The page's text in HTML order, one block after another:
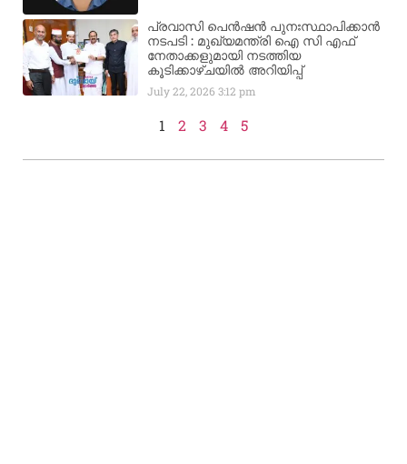
പ്രവാസി പെൻഷൻ പുനഃസ്ഥാപിക്കാൻ
നടപടി : മുഖ്യമന്ത്രി ഐ സി എഫ്
നേതാക്കളുമായി നടത്തിയ
കൂടിക്കാഴ്ചയിൽ അറിയിപ്പ്
July 22, 20263:12 pm
1 2 3 4 5